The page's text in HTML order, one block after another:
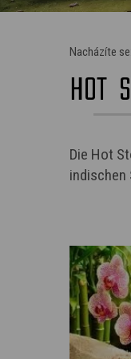
Nacházíte se:
HOT
Die Hot
indischen